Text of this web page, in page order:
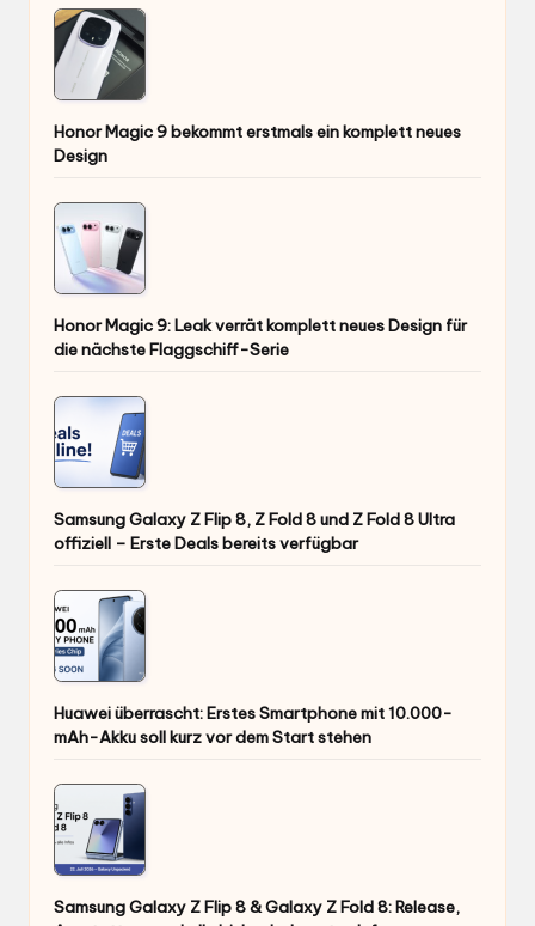
Honor Magic 9 bekommt erstmals ein komplett neues
Design
Honor Magic 9: Leak verrät komplett neues Design für
die nächste Flaggschiff-Serie
Samsung Galaxy Z Flip 8, Z Fold 8 und Z Fold 8 Ultra
offiziell – Erste Deals bereits verfügbar
Huawei überrascht: Erstes Smartphone mit 10.000-
mAh-Akku soll kurz vor dem Start stehen
Samsung Galaxy Z Flip 8 & Galaxy Z Fold 8: Release,